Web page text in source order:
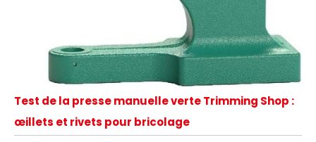
Test de la presse manuelle verte Trimming Shop :
œillets et rivets pour bricolage